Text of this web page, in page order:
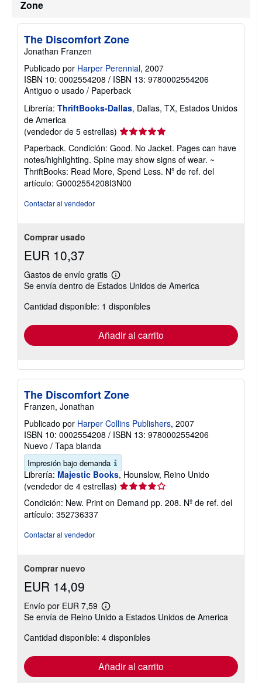
Zone
The Discomfort Zone
Jonathan Franzen
Publicado por Harper Perennial, 2007
ISBN 10: 0002554208 / ISBN 13: 9780002554206
Antiguo o usado / Paperback
Librería: ThriftBooks-Dallas, Dallas, TX, Estados Unidos
de America
(vendedor de 5 estrellas) Calificación
del
vendedor:
5
de
5
Paperback. Condición: Good. No Jacket. Pages can have
notes/highlighting. Spine may show signs of wear. ~
ThriftBooks: Read More, Spend Less. Nº de ref. del
artículo: G0002554208I3N00
Contactar al vendedor
Comprar usado
EUR 10,37
Gastos de envío gratis
Más
información
las
tarifas
envío
Se envía dentro de Estados Unidos de America
Cantidad disponible: 1 disponibles
Añadir al carrito
The Discomfort Zone
Franzen, Jonathan
Publicado por Harper Collins Publishers, 2007
ISBN 10: 0002554208 / ISBN 13: 9780002554206
Nuevo / Tapa blanda
Impresión bajo demanda
Librería: Majestic Books, Hounslow, Reino Unido
(vendedor de 4 estrellas) Calificación
del
vendedor:
Condición: New. Print on Demand pp. 208. Nº de ref. del
artículo: 352736337
Contactar al vendedor
Comprar nuevo
EUR 14,09
Envío por EUR 7,59
Más
información
las
tarifas
envío
Se envía de Reino Unido a Estados Unidos de America
Cantidad disponible: 4 disponibles
Añadir al carrito